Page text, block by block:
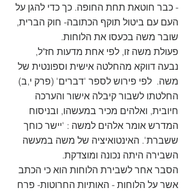
- כבר חוטאת תחת החופה. כך כדי להגן על
העם עם ביטול תוקף הכתובה- חוק הברית,
שובר משה בכעסו את הלוחות.
פעולת משה זו, לפי אחת מדעות חז"ל,
נבעה דווקא מהחלטה אישית וספונטית של
משה.  לפי פירוש לספר 'דברים' (פרק י,ב)
החלטתו לשבור קיבלה אישור והערכה
חיובית, ואלהים מכיר במעשהו, ובניסוח
המדרש אומר אלהים למשה : 'יישר כוחך
ששברת'. האינטואיציה של משה במעשה
השבירה היתה נכונה ומוצדקת.
הסבר אחר לשבירת הלוחות הוא כי הכתב
אשר על הלוחות - האותיות החרוטות- פרח